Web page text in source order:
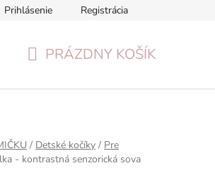
na odstúpenie od zmluvy
Prihlásenie Registrácia
PRÁZDNY KOŠÍK
/ Detské kočíky / Pre
- kontrastná senzorická sova